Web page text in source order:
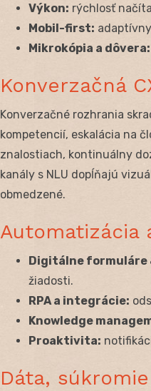
Výkon: rýchlosť
Mobil-first:
Mikrokópia a dôvera:
Konverzačná
Konverzačné rozhrania
kompetencií, eskalácia na
znalostiach, kontinuálny
kanály s NLU dopĺňajú
obmedzené.
Automatizácia
Digitálne formuláre
žiadosti.
RPA a integrácie:
Knowledge
Proaktivita:
Dáta,